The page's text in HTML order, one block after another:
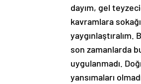
dayım, gel
kavramlara
yaygınlaştıralım.
son zamanlarda
uygulanmadı.
yansımaları